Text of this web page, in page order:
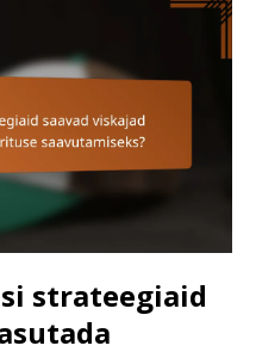
strateegiaid